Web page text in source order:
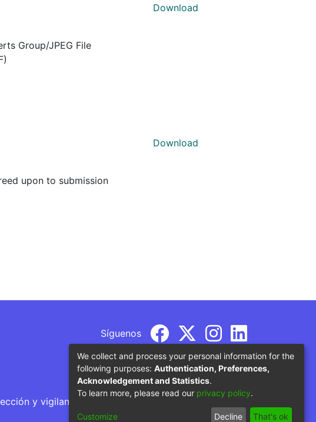
Group/JPEG File
Download
upon to submission
Download
Síguenos
y vigilancia por parte del Ministerio de Educación
We collect and process your personal information for the
following purposes: Authentication, Preferences,
Acknowledgement and Statistics.
To learn more, please read our privacy policy.
Customize Decline That's ok